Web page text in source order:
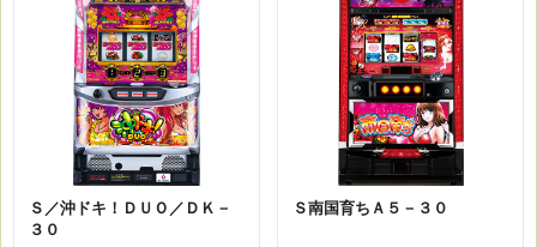
Ｓ／沖ドキ！ＤＵＯ／ＤＫ－
３０
Ｓ南国育ちＡ５－３０